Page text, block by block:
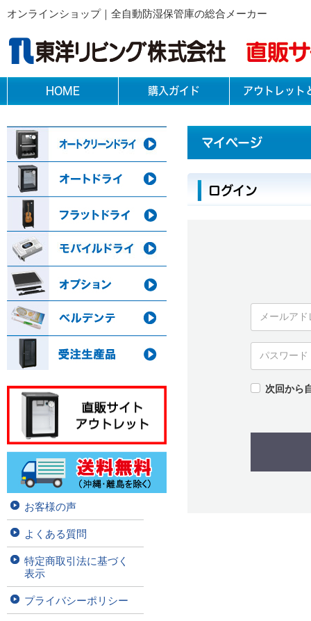
オンラインショップ｜全自動防湿保管庫の総合メーカー
HOME 購入ガイド アウトレット
お客様の声
よくある質問
特定商取引法に基づく
表示
プライバシーポリシー
マイぺージ
ログイン
次回から